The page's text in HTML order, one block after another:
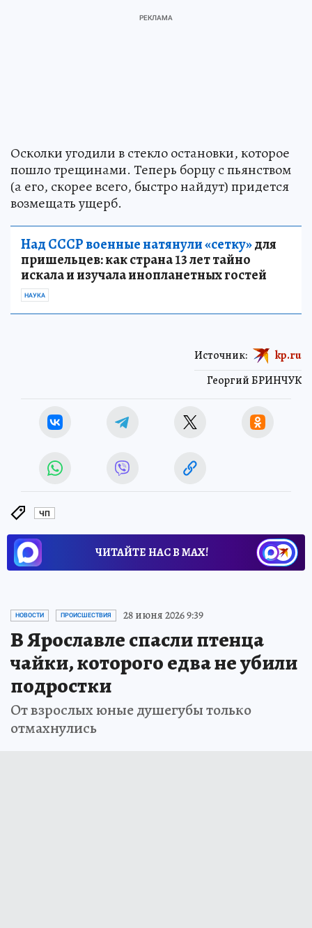
Осколки угодили в стекло остановки, которое
пошло трещинами. Теперь борцу с пьянством
(а его, скорее всего, быстро найдут) придется
возмещать ущерб.
Над СССР военные натянули «сетку»для
пришельцев: как страна 13 лет тайно
искала и изучала инопланетных гостей
НАУКА
Георгий БРИНЧУК
Источник: kp.ru
ЧП
ЧИТАЙТЕ НАС В МАХ!
НОВОСТИ ПРОИСШЕСТВИЯ 28 июня 2026 9:39
В Ярославле спасли птенца
чайки, которого едва не убили
подростки
От взрослых юные душегубы только
отмахнулись